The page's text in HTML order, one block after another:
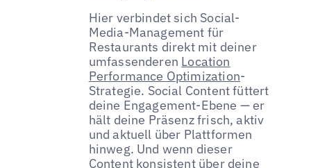
Hier verbindet sich Social-
Media-Management für
Restaurants direkt mit deiner
umfassenderen Location
Performance Optimization-
Strategie. Social Content füttert
deine Engagement-Ebene — er
hält deine Präsenz frisch, aktiv
und aktuell über Plattformen
hinweg. Und wenn dieser
Content konsistent über deine